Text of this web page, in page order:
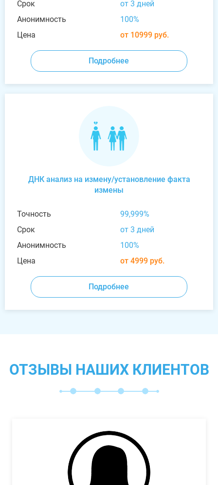
Срок
от 3 дней
Анонимность
100%
Цена
от 10999 руб.
Подробнее
ДНК анализ на измену/установление факта
измены
Точность
99,999%
Срок
от 3 дней
Анонимность
100%
Цена
от 4999 руб.
Подробнее
ОТЗЫВЫ НАШИХ КЛИЕНТОВ